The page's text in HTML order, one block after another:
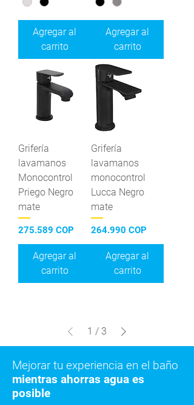
Agregar al
carrito
Agregar al
carrito
Grifería
lavamanos
Monocontrol
Priego Negro
mate
Precio
275.589 COP
Agregar al
carrito
Grifería
lavamanos
monocontrol
Lucca Negro
mate
Precio
264.990 COP
Agregar al
carrito
1 / 3
Mejorar tu experiencia en el baño
mientras ahorras agua es
posible